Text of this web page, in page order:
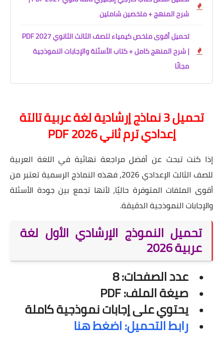
شرح المنهج + ملخصين شاملين
تحميل أقوى ملخص كيمياء للصف الثالث الثانوي 2027 PDF
| شرح المنهج كامل + كتاب الأسئلة والإجابات النموذجية
مجانًا
تحميل 3 نماذج إرشادية لغة عربية تالتة
إعدادي ترم ثاني 2026 PDF
إذا كنت تبحث عن أفضل مراجعة نهائية في اللغة العربية
للصف الثالث الإعدادي 2026، فهذه النماذج الرسمية تعتبر من
أقوى الملفات المتوفرة حاليًا، لأنها تجمع بين جودة الأسئلة
والإجابات النموذجية الدقيقة.
تحميل النموذج الإرشادي الأول لغة
عربية 2026
عدد الصفحات: 8
صيغة الملف: PDF
يحتوي على إجابات نموذجية كاملة
رابط التحميل: اضغط هنا